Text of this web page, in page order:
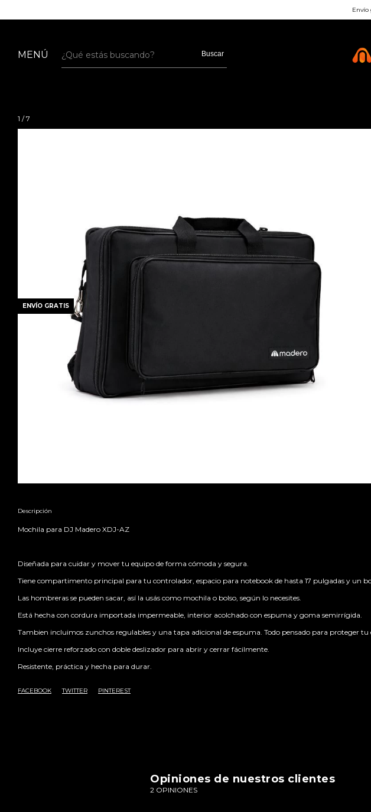
Envío
MENÚ Buscar
1 /7
ENVÍO GRATIS
Descripción
Mochila para DJ Madero XDJ-AZ
Diseñada para cuidar y mover tu equipo de forma cómoda y segura.
Tiene compartimento principal para tu controlador, espacio para notebook de hasta 17 pulgadas y un
Las hombreras se pueden sacar, así la usás como mochila o bolso, según lo necesites.
Está hecha con cordura importada impermeable, interior acolchado con espuma y goma semirrígida.
Tambien incluimos zunchos regulables y una tapa adicional de espuma. Todo pensado para proteger tu
Incluye cierre reforzado con doble deslizador para abrir y cerrar fácilmente.
Resistente, práctica y hecha para durar.
FACEBOOK TWITTER PINTEREST
Opiniones de nuestros clientes
2 OPINIONES